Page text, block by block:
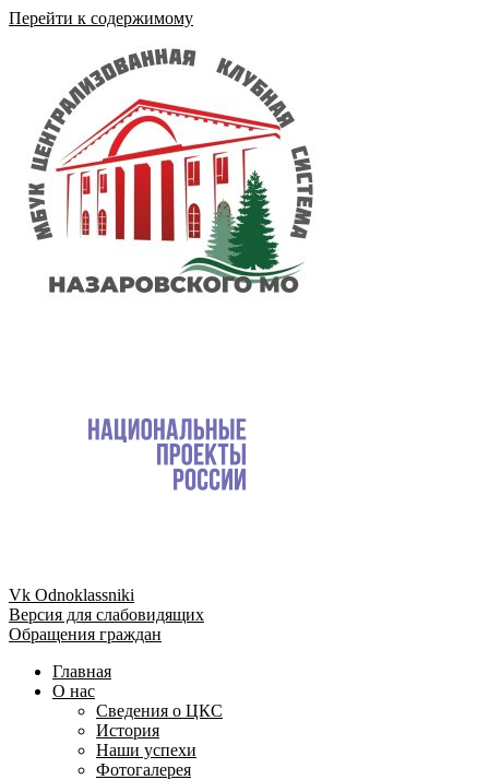
Перейти к содержимому
Vk Odnoklassniki
Версия для слабовидящих
Обращения граждан
Главная
О нас
Сведения о ЦКС
История
Наши успехи
Фотогалерея